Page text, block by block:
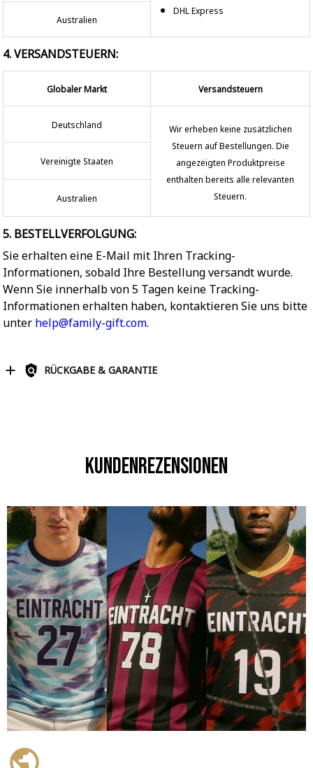
DHL Express
Australien
4. VERSANDSTEUERN:
Globaler Markt Versandsteuern
Deutschland
Wir erheben keine zusätzlichen
Steuern auf Bestellungen. Die
angezeigten Produktpreise
enthalten bereits alle relevanten
Steuern.
Vereinigte Staaten
Australien
5. BESTELLVERFOLGUNG:
Sie erhalten eine E-Mail mit Ihren Tracking-
Informationen, sobald Ihre Bestellung versandt wurde.
Wenn Sie innerhalb von 5 Tagen keine Tracking-
Informationen erhalten haben, kontaktieren Sie uns bitte
unter help@family-gift.com.
RÜCKGABE & GARANTIE
Kundenrezensionen